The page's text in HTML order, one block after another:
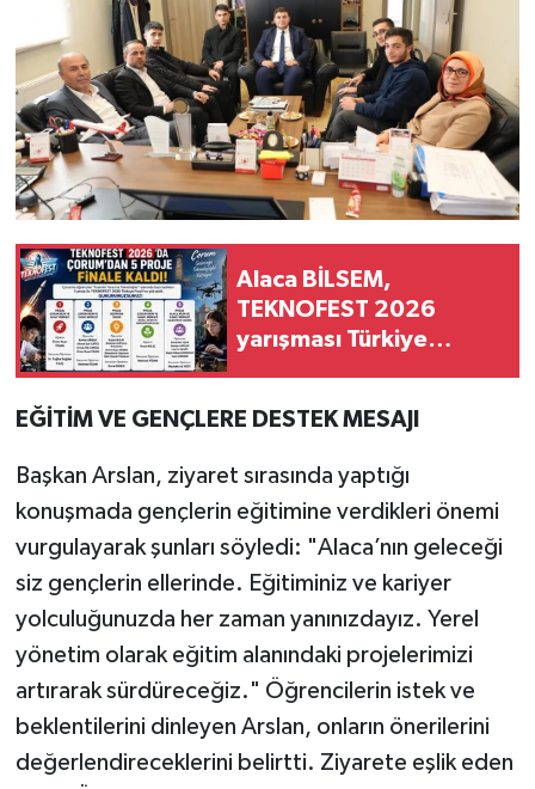
Alaca BİLSEM,
TEKNOFEST 2026
yarışması Türkiye
EĞİTİM VE GENÇLERE DESTEK MESAJI
Başkan Arslan, ziyaret sırasında yaptığı
konuşmada gençlerin eğitimine verdikleri önemi
vurgulayarak şunları söyledi: "Alaca’nın geleceği
siz gençlerin ellerinde. Eğitiminiz ve kariyer
yolculuğunuzda her zaman yanınızdayız. Yerel
yönetim olarak eğitim alanındaki projelerimizi
artırarak sürdüreceğiz." Öğrencilerin istek ve
beklentilerini dinleyen Arslan, onların önerilerini
değerlendireceklerini belirtti. Ziyarete eşlik eden